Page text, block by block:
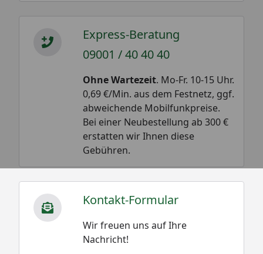
Express-Beratung
09001 / 40 40 40
Ohne Wartezeit. Mo-Fr. 10-15 Uhr.
0,69 €/Min. aus dem Festnetz, ggf.
abweichende Mobilfunkpreise.
Bei einer Neubestellung ab 300 €
erstatten wir Ihnen diese
Gebühren.
Kontakt-Formular
Wir freuen uns auf Ihre
Nachricht!